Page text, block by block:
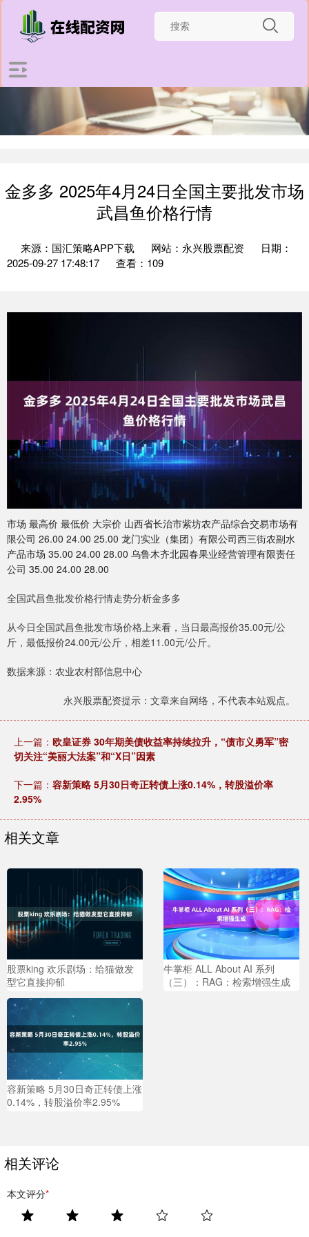
金多多 2025年4月24日全国主要批发市场
武昌鱼价格行情
来源：国汇策略APP下载 网站：永兴股票配资
日期：
2025-09-27 17:48:17
查看：109
市场 最高价 最低价 大宗价 山西省长治市紫坊农产品综合交易市场有
限公司 26.00 24.00 25.00 龙门实业（集团）有限公司西三街农副水
产品市场 35.00 24.00 28.00 乌鲁木齐北园春果业经营管理有限责任
公司 35.00 24.00 28.00
全国武昌鱼批发价格行情走势分析金多多
从今日全国武昌鱼批发市场价格上来看，当日最高报价35.00元/公
斤，最低报价24.00元/公斤，相差11.00元/公斤。
数据来源：农业农村部信息中心
永兴股票配资提示：文章来自网络，不代表本站观点。
上一篇： 欧皇证券 30年期美债收益率持续拉升，“债市义勇军”密
切关注“美丽大法案”和“X日”因素
下一篇： 容新策略 5月30日奇正转债上涨0.14%，转股溢价率
2.95%
相关文章
股票king 欢乐剧场：给猫做发
型它直接抑郁
牛掌柜 ALL About AI 系列
（三）：RAG：检索增强生成
容新策略 5月30日奇正转债上涨
0.14%，转股溢价率2.95%
相关评论
本文评分*